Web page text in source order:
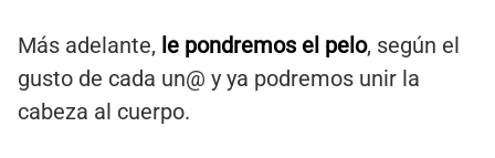
Más adelante, le pondremos el pelo, según el
gusto de cada un@ y ya podremos unir la
cabeza al cuerpo.